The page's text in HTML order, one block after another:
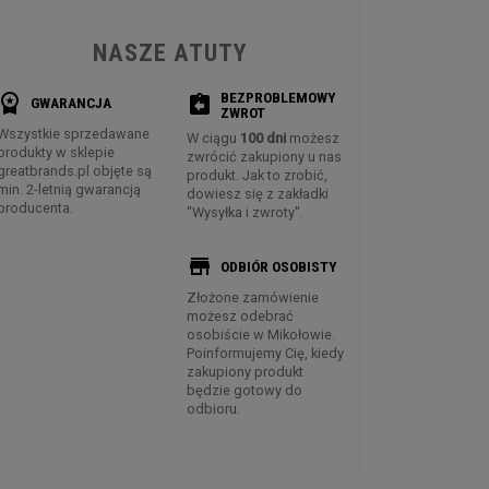
NASZE ATUTY
GWARANCJA
sprzedawane
w sklepie
objęte są
2-letnią gwarancją
assignment_return
BEZPROBLEMOWY
ZWROT
W ciągu 100 dnimożesz
zwrócić zakupiony u nas
produkt. Jak to zrobić,
dowiesz się z zakładki
"Wysyłka i zwroty".
store ODBIÓR OSOBISTY
Złożone zamówienie
możesz odebrać
osobiście w Mikołowie.
Poinformujemy Cię, kiedy
zakupiony produkt
będzie gotowy do
odbioru.